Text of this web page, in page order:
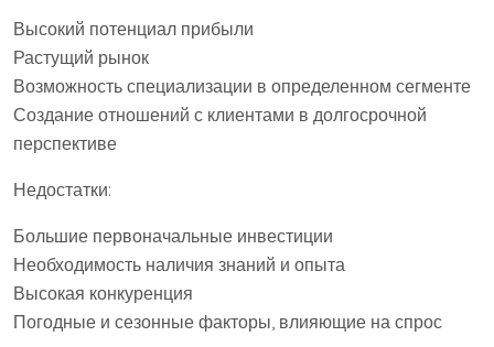
Высокий потенциал прибыли
Растущий рынок
Возможность специализации в определенном сегменте
Создание отношений с клиентами в долгосрочной
перспективе
Недостатки:
Большие первоначальные инвестиции
Необходимость наличия знаний и опыта
Высокая конкуренция
Погодные и сезонные факторы, влияющие на спрос